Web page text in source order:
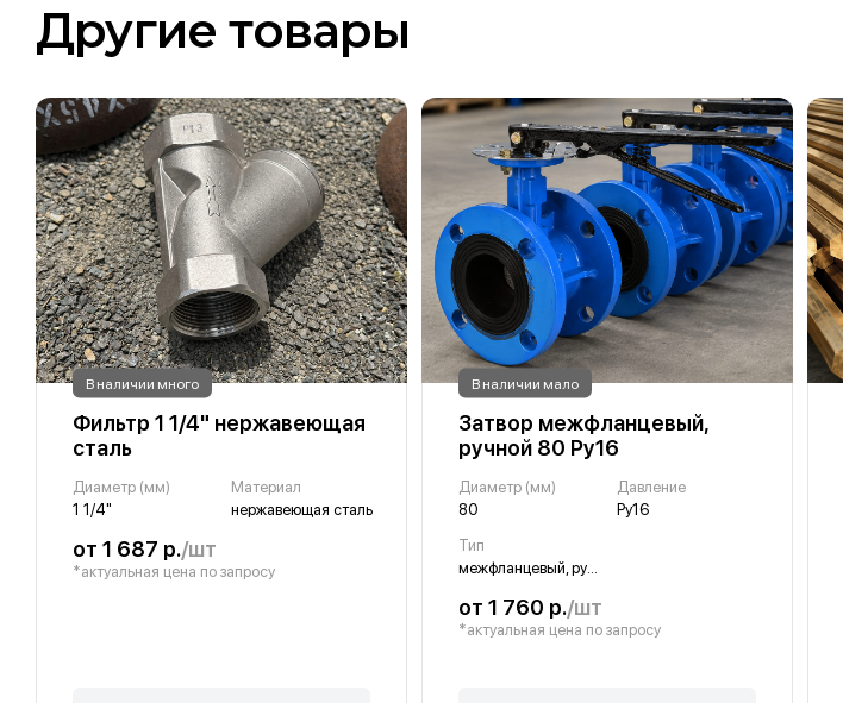
Другие товары
В наличии много
Фильтр 1 1/4" нержавеющая
сталь
Диаметр (мм)
1 1/4"
Материал
нержавеющая сталь
от 1 687 р./шт
*актуальная цена по запросу
В наличии мало
Затвор межфланцевый,
ручной 80 Ру16
Диаметр (мм)
80
Давление
Ру16
Тип
межфланцевый, ручной
от 1 760 р./шт
*актуальная цена по запросу